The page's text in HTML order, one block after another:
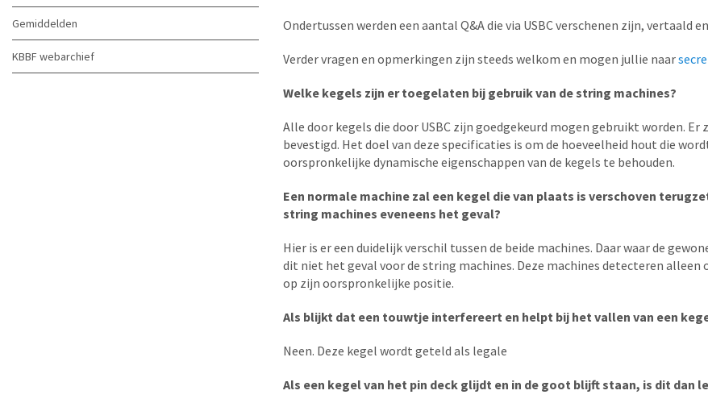
Gemiddelden
KBBF webarchief
Ondertussen werden een aantal Q&A die via USBC verschenen zijn, vertaald
Verder vragen en opmerkingen zijn steeds welkom en mogen jullie naar
Welke kegels zijn er toegelaten bij gebruik van de string machines?
Alle door kegels die door USBC zijn goedgekeurd mogen gebruikt worden.
bevestigd. Het doel van deze specificaties is om de hoeveelheid hout die
oorspronkelijke dynamische eigenschappen van de kegels te behouden.
Een normale machine zal een kegel die van plaats is verschoven
string machines eveneens het geval?
Hier is er een duidelijk verschil tussen de beide machines. Daar waar de
dit niet het geval voor de string machines. Deze machines detecteren
op zijn oorspronkelijke positie.
Als blijkt dat een touwtje interfereert en helpt bij het vallen van een
Neen. Deze kegel wordt geteld als legale
Als een kegel van het pin deck glijdt en in de goot blijft staan, is dit dan